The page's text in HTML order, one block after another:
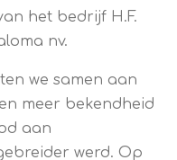
het bedrijf H.F.
nv.
we samen aan
meer bekendheid
aan
werd. Op